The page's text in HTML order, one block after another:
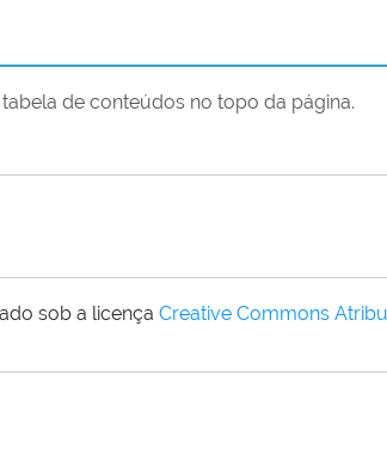
de conteúdos no topo da página.
sob a licença Creative Commons